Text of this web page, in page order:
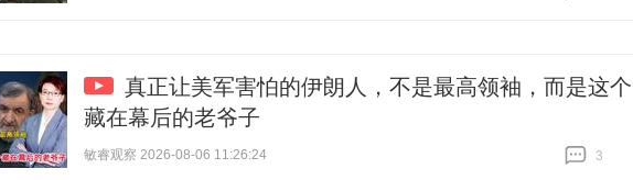
真正让美军害怕的伊朗人，不是最高领袖，而是这个
藏在幕后的老爷子
敏睿观察 2026-08-06 11:26:24
3